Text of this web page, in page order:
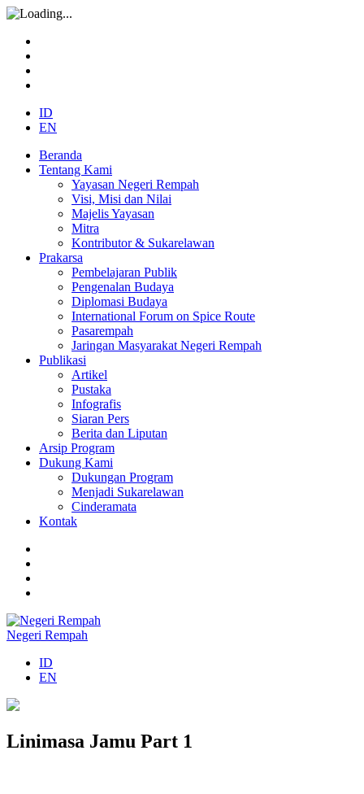
ID
EN
Beranda
Tentang Kami
Yayasan Negeri Rempah
Visi, Misi dan Nilai
Majelis Yayasan
Mitra
Kontributor & Sukarelawan
Prakarsa
Pembelajaran Publik
Pengenalan Budaya
Diplomasi Budaya
International Forum on Spice Route
Pasarempah
Jaringan Masyarakat Negeri Rempah
Publikasi
Artikel
Pustaka
Infografis
Siaran Pers
Berita dan Liputan
Arsip Program
Dukung Kami
Dukungan Program
Menjadi Sukarelawan
Cinderamata
Kontak
Negeri Rempah
ID
EN
Linimasa Jamu Part 1